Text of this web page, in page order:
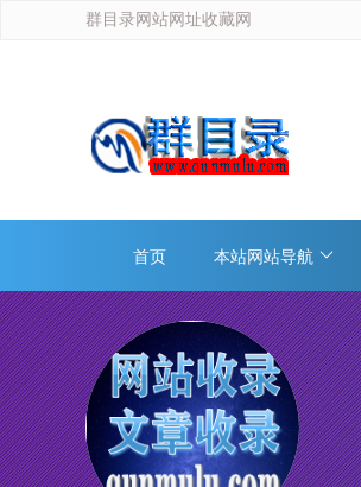
群目录网站网址收藏网
首页 本站网站导航